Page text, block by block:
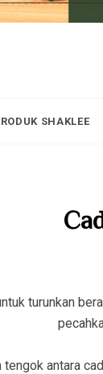
SHAKLEE
turunkan
tengok antara